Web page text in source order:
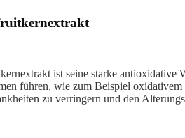
ist seine starke
führen, wie zum Beispiel
zu verringern und den